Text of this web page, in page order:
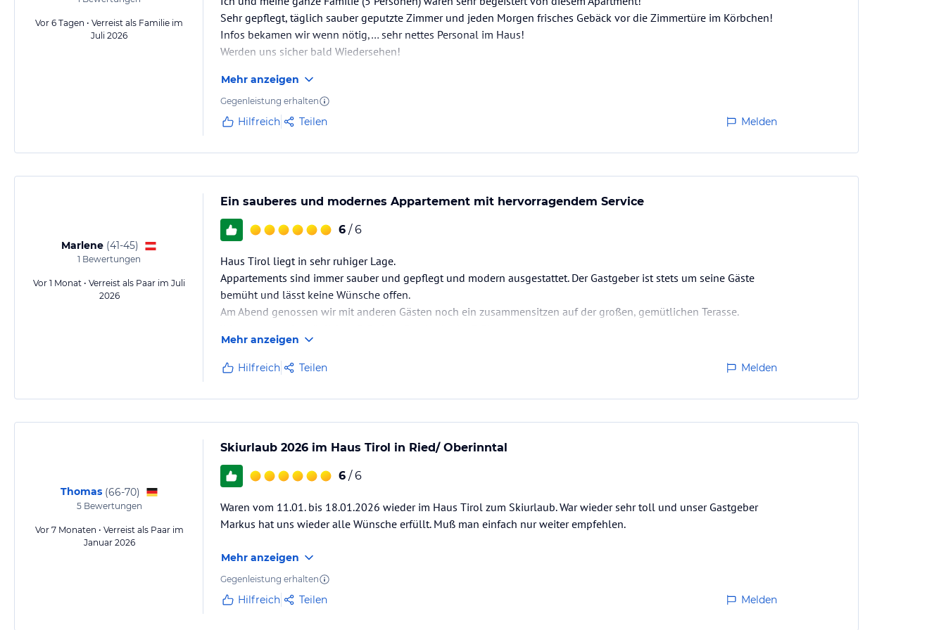
Alle Räume sind mit Verdunklungsrollos ausgestattet.
Balkon
Neben kostenfreien Inklusivleistungen erhält man durch die SUMMERCARD zusätzlich eine Fülle von
Vergünstigungen und Ermäßigungen. Die Summercard erhalten Sie kostenlos als Gast unseres Hauses.
Und das bietet die Summercard:
• Badesee Ried • Erlebnisbäder Prutz und Pfunds
• Hallenbad Kaunertal • Tennisplätze Ried, Prutz, Tösens, Feichten, Pfunds • Stockbahn in Prutz • Kegelbahn
Kaunertal Center • Geführte Mountainbiketouren• Geführte Wanderungen • Sport und Wohlfühlprogramme • Nordic
Walking • Wanderbus in Pfunds vergünstigt • Minigolf • Boccia • Squash • Bogenschießen • Zimmergewehrschießen
• Kraftplatz Berg vergünstigt • Rafting, Canyoning, Paragleiten vergünstigt
jeweiligen Veranstalters.
Vor 6 Tagen • Verreist als Familie im
Juli 2026
Sehr gepflegt, täglich sauber geputzte Zimmer und jeden Morgen frisches Gebäck vor die Zimmertüre im Körbchen!
Infos bekamen wir wenn nötig,… sehr nettes Personal im Haus!
Werden uns sicher bald Wiedersehen!
Mehr anzeigen
Gegenleistung erhalten
Hilfreich Teilen Melden
Marlene (41-45)
1 Bewertungen
Vor 1 Monat • Verreist als Paar im Juli
2026
Ein sauberes und modernes Appartement mit hervorragendem Service
6 / 6
Haus Tirol liegt in sehr ruhiger Lage.
Appartements sind immer sauber und gepflegt und modern ausgestattet. Der Gastgeber ist stets um seine Gäste
bemüht und lässt keine Wünsche offen.
Am Abend genossen wir mit anderen Gästen noch ein zusammensitzen auf der großen, gemütlichen Terasse.
Alles wird frisch serviert.
Wir komme gerne wieder.
Mehr anzeigen
Hilfreich Teilen Melden
Thomas (66-70)
5Bewertungen
Vor 7 Monaten • Verreist als Paar im
Januar 2026
Skiurlaub 2026 im Haus Tirol in Ried/ Oberinntal
6 / 6
Waren vom 11.01. bis 18.01.2026 wieder im Haus Tirol zum Skiurlaub. War wieder sehr toll und unser Gastgeber
Markus hat uns wieder alle Wünsche erfüllt. Muß man einfach nur weiter empfehlen.
Mehr anzeigen
Gegenleistung erhalten
Hilfreich Teilen Melden